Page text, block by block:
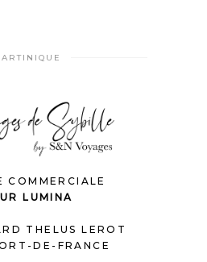
COMMERCIALE
LUMINA
THELUS LEROT
DE-FRANCE